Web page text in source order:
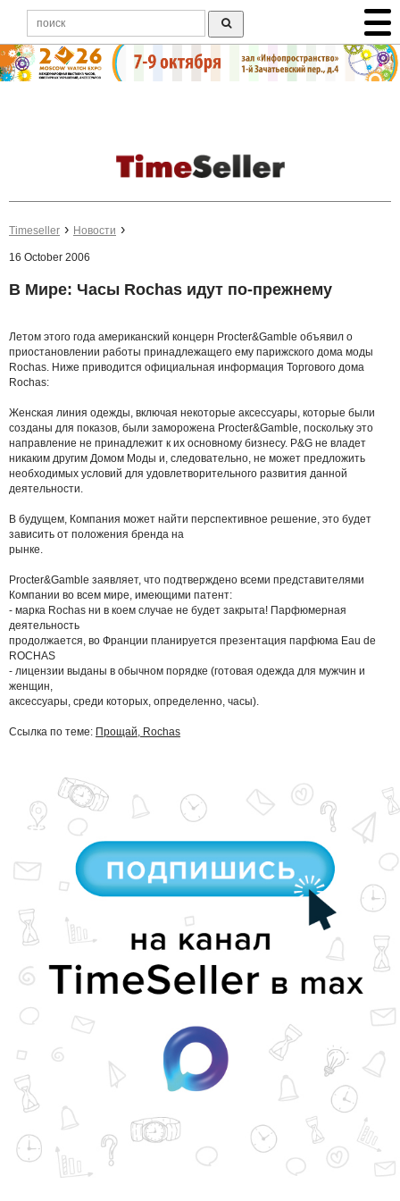
Timeseller Новости
16 October 2006
В Мире: Часы Rochas идут по-прежнему
Летом этого года американский концерн Procter&Gamble объявил о
приостановлении работы принадлежащего ему парижского дома моды
Rochas. Ниже приводится официальная информация Торгового дома
Rochas:
Женская линия одежды, включая некоторые аксессуары, которые были
созданы для показов, были заморожена Procter&Gamble, поскольку это
направление не принадлежит к их основному бизнесу. P&G не владет
никаким другим Домом Моды и, следовательно, не может предложить
необходимых условий для удовлетворительного развития данной
деятельности.
В будущем, Компания может найти перспективное решение, это будет
зависить от положения бренда на
рынке.
Procter&Gamble заявляет, что подтверждено всеми представителями
Компании во всем мире, имеющими патент:
- марка Rochas ни в коем случае не будет закрыта! Парфюмерная
деятельность
продолжается, во Франции планируется презентация парфюма Eau de
ROCHAS
- лицензии выданы в обычном порядке (готовая одежда для мужчин и
женщин,
аксессуары, среди которых, определенно, часы).
Ссылка по теме: Прощай, Rochas